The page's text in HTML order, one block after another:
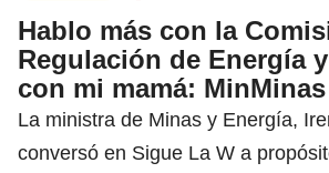
Hablo más con la
Regulación de Energía
con mi mamá: MinMinas
La ministra de Minas y Energía,
conversó en Sigue La W a